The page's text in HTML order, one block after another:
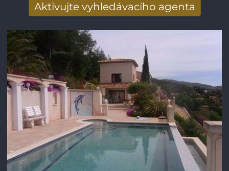
Aktivujte vyhledávacího agenta
vyhledávání
E-mailová adresa